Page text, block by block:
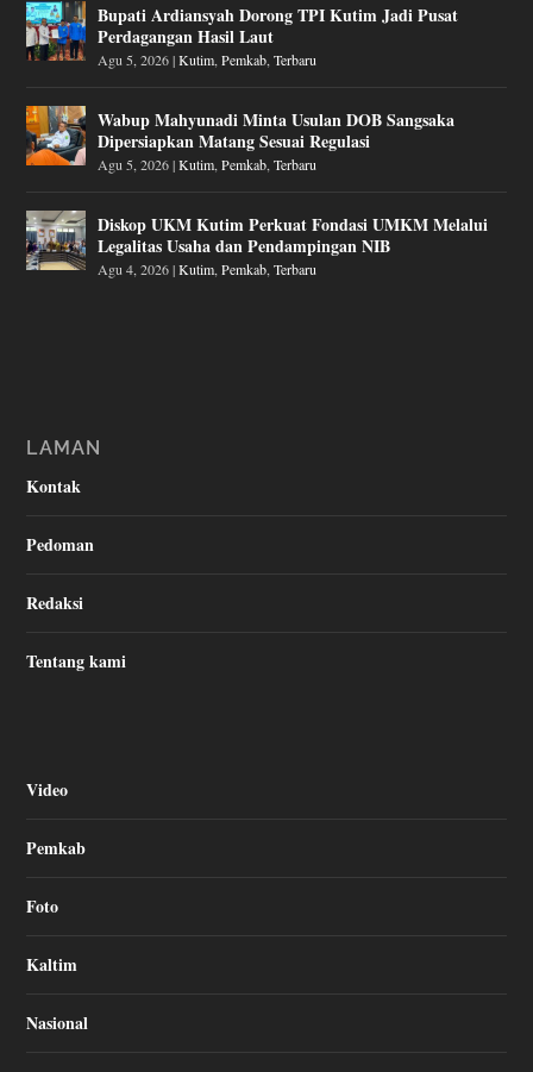
Bupati Ardiansyah Dorong TPI Kutim Jadi Pusat
Perdagangan Hasil Laut
Agu 5, 2026|Kutim ,Pemkab ,Terbaru
Wabup Mahyunadi Minta Usulan DOB Sangsaka
Dipersiapkan Matang Sesuai Regulasi
Agu 5, 2026|Kutim ,Pemkab ,Terbaru
Diskop UKM Kutim Perkuat Fondasi UMKM Melalui
Legalitas Usaha dan Pendampingan NIB
Agu 4, 2026|Kutim ,Pemkab ,Terbaru
LAMAN
Kontak
Pedoman
Redaksi
Tentang kami
Video
Pemkab
Foto
Kaltim
Nasional